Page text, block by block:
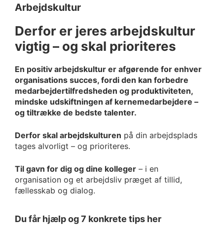
Arbejdskultur
Derfor er jeres arbejdskultur
vigtig – og skal prioriteres
En positiv arbejdskultur er afgørende for enhver
organisations succes, fordi den kan forbedre
medarbejdertilfredsheden og produktiviteten,
mindske udskiftningen af kernemedarbejdere –
og tiltrække de bedste talenter.
Derfor skal arbejdskulturen på din arbejdsplads
tages alvorligt – og prioriteres.
Til gavn for dig og dine kolleger – i en
organisation og et arbejdsliv præget af tillid,
fællesskab og dialog.
Du får hjælp og 7 konkrete tips her